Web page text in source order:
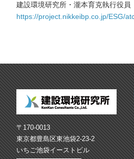
建設環境研究所・瀧本育克執行役員
https://project.nikkeibp.co.jp/ESG/
〒170-0013
東京都豊島区東池袋2-23-2
いちご池袋イーストビル